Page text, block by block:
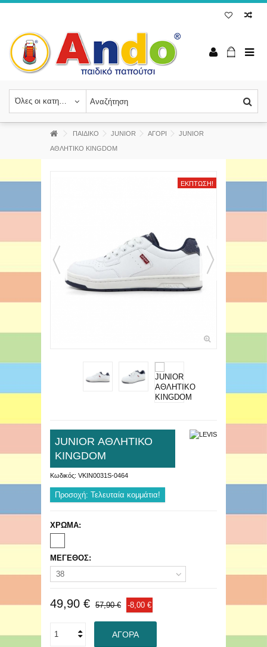
Όλες οι κατηγορίες
ΠΑΙΔΙΚΟ JUNIOR ΑΓΟΡΙ JUNIOR
ΑΘΛΗΤΙΚΟ KINGDOM
ΈΚΠΤΩΣΗ!
JUNIOR ΑΘΛΗΤΙΚΟ
KINGDOM
Κωδικός: VKIN0031S-0464
Προσοχή: Τελευταία κομμάτια!
ΧΡΩΜΑ:
ΜΕΓΕΘΟΣ:
38
49,90 € 57,90 € -8,00 €
ΑΓΟΡΆ